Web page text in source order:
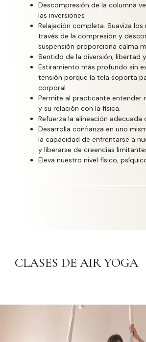
Descompresión de la columna
las inversiones
Relajación completa. Suaviza los
través de la compresión y
suspensión proporciona calma
Sentido de la diversión, libertad
Estiramiento más profundo sin
tensión porque la tela soporta
corporal
Permite al practicante entender
y su relación con la física.
Refuerza la alineación adecuada
Desarrolla confianza en uno
la capacidad de enfrentarse a
y liberarse de creencias
Eleva nuestro nivel físico,
CLASES DE AIR YOGA